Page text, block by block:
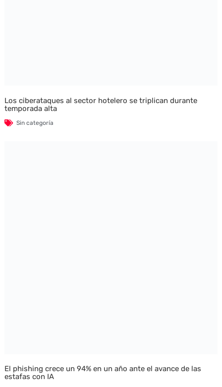
Los ciberataques al sector hotelero se triplican durante
temporada alta
Sin categoría
El phishing crece un 94% en un año ante el avance de las
estafas con IA